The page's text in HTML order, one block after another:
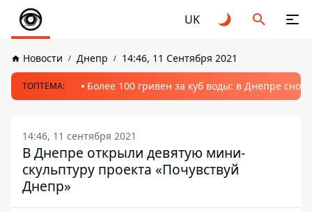
UK
Новости Днепр 14:46, 11 Сентября 2021
ТОПТЕМА: Более 100 гривен за куб воды: в Днепре
14:46, 11 сентября 2021
В Днепре открыли девятую мини-
скульптуру проекта «Почувствуй
Днепр»